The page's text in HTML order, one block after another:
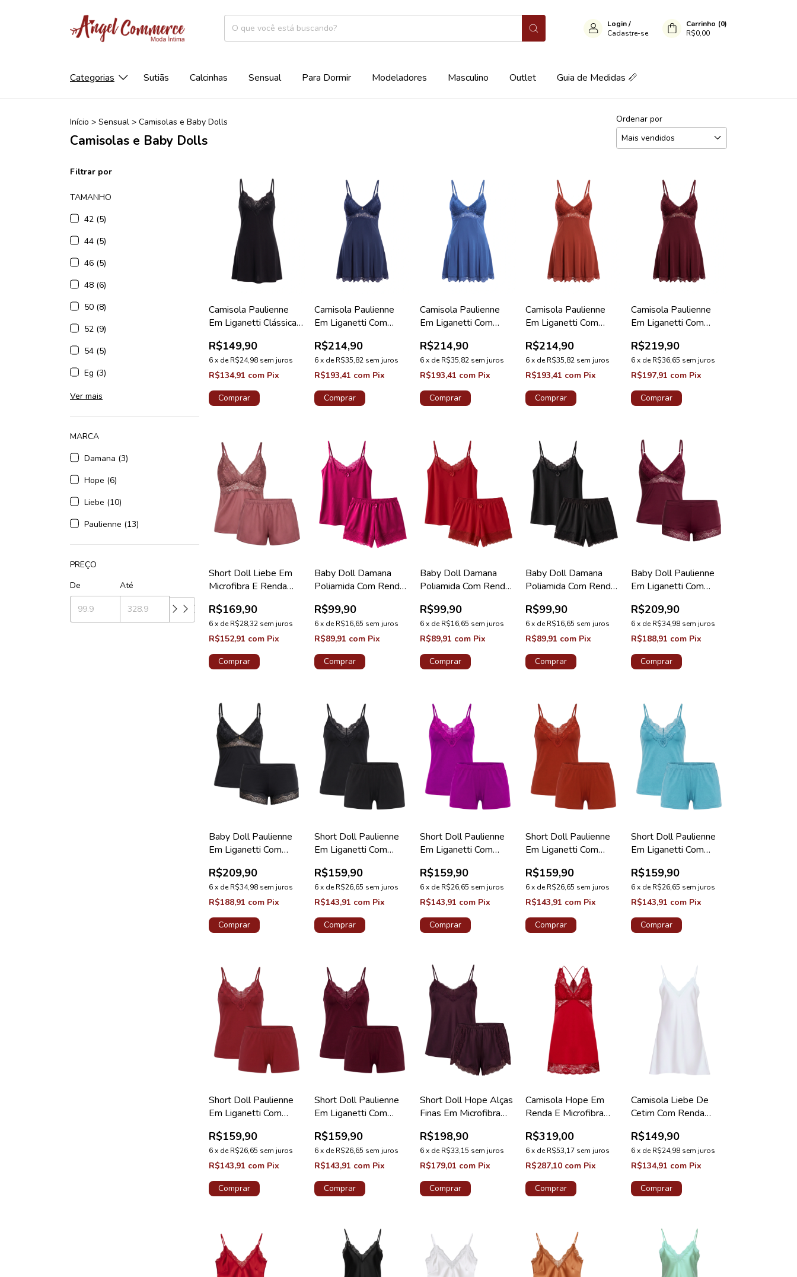
Login/
Cadastre-se
Carrinho (0)
R$0,00
Categorias Sutiãs Calcinhas Sensual Para Dormir Modeladores Masculino Outlet Guia de Medidas 📏
Início > Sensual > Camisolas e Baby Dolls
Camisolas e Baby Dolls
Ordenar por
Filtrar por
TAMANHO
42 (5)
44 (5)
46 (5)
48 (6)
50 (8)
52 (9)
54 (5)
Eg (3)
Ver mais
MARCA
Damana (3)
Hope (6)
Liebe (10)
Paulienne (13)
PREÇO
De
Até
Camisola Paulienne
Em Liganetti Clássica
R$149,90
6 x deR$24,98 sem juros
R$134,91 com Pix
Comprar
Camisola Paulienne
Em Liganetti Com
Lovely
R$214,90
6 x deR$35,82 sem juros
R$193,41 com Pix
Comprar
Camisola Paulienne
Em Liganetti Com
Lovely
R$214,90
6 x deR$35,82 sem juros
R$193,41 com Pix
Comprar
Camisola Paulienne
Em Liganetti Com
R$214,90
6x deR$35,82 sem juros
R$193,41 com Pix
Comprar
Camisola Paulienne
Em Liganetti Com
Lovely
R$219,90
6x deR$36,65 sem juros
R$197,91 com Pix
Comprar
Short Doll Liebe Em
Microfibra E Renda
R$169,90
6 x deR$28,32 sem juros
R$152,91 com Pix
Comprar
Baby Doll Damana
Poliamida Com Renda
R$99,90
6 x deR$16,65 sem juros
R$89,91 com Pix
Comprar
Baby Doll Damana
Poliamida Com Renda
R$99,90
6 x deR$16,65 sem juros
R$89,91 com Pix
Comprar
Baby Doll Damana
Poliamida Com Renda
R$99,90
6x deR$16,65 sem juros
R$89,91 com Pix
Comprar
Baby Doll Paulienne
Em Liganetti Com
Coleção Lovely
R$209,90
6x deR$34,98 sem juros
R$188,91 com Pix
Comprar
Baby Doll Paulienne
Em Liganetti Com
Lovely
R$209,90
6 x deR$34,98 sem juros
R$188,91 com Pix
Comprar
Short Doll Paulienne
Em Liganetti Com
Pérola
R$159,90
6 x deR$26,65 sem juros
R$143,91 com Pix
Comprar
Short Doll Paulienne
Em Liganetti Com
Coleção Pérola
R$159,90
6 x deR$26,65 sem juros
R$143,91 com Pix
Comprar
Short Doll Paulienne
Em Liganetti Com
Pérola
R$159,90
6x deR$26,65 sem juros
R$143,91 com Pix
Comprar
Short Doll Paulienne
Em Liganetti Com
Pérola
R$159,90
6x deR$26,65 sem juros
R$143,91 com Pix
Comprar
Short Doll Paulienne
Em Liganetti Com
Coleção Pérola
R$159,90
6 x deR$26,65 sem juros
R$143,91 com Pix
Comprar
Short Doll Paulienne
Em Liganetti Com
Coleção Pérola
R$159,90
6 x deR$26,65 sem juros
R$143,91 com Pix
Comprar
Short Doll Hope Alças
Finas Em Microfibra
Coleção Love Stories
R$198,90
6 x deR$33,15 sem juros
R$179,01 com Pix
Comprar
Camisola Hope Em
Renda E Microfibra
Coleção Cristal
R$319,00
6x deR$53,17 sem juros
R$287,10 com Pix
Comprar
Camisola Liebe De
Cetim Com Renda
R$149,90
6x deR$24,98 sem juros
R$134,91 com Pix
Comprar